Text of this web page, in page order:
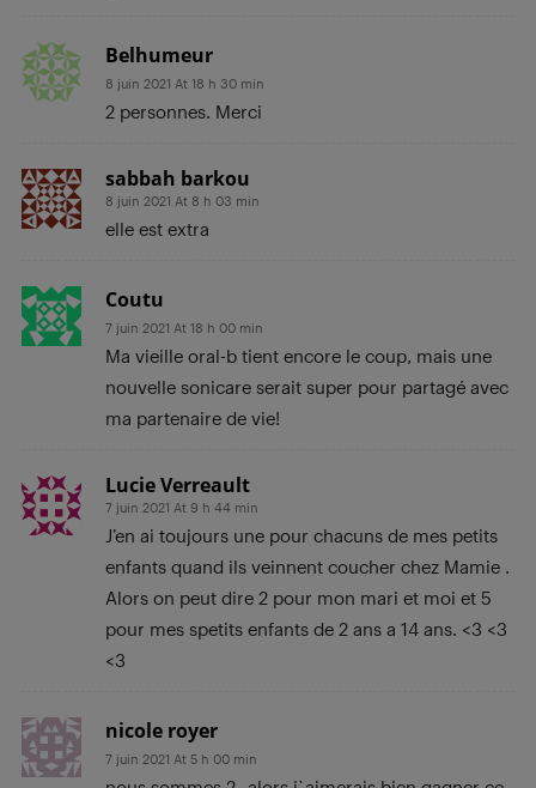
Belhumeur
8 juin 2021 At 18 h 30 min
2 personnes. Merci
sabbah barkou
8 juin 2021 At 8 h 03 min
elle est extra
Coutu
7 juin 2021 At 18 h 00 min
Ma vieille oral-b tient encore le coup, mais une
nouvelle sonicare serait super pour partagé avec
ma partenaire de vie!
Lucie Verreault
7 juin 2021 At 9 h 44 min
J’en ai toujours une pour chacuns de mes petits
enfants quand ils veinnent coucher chez Mamie .
Alors on peut dire 2 pour mon mari et moi et 5
pour mes spetits enfants de 2 ans a 14 ans. <3 <3
<3
nicole royer
7 juin 2021 At 5 h 00 min